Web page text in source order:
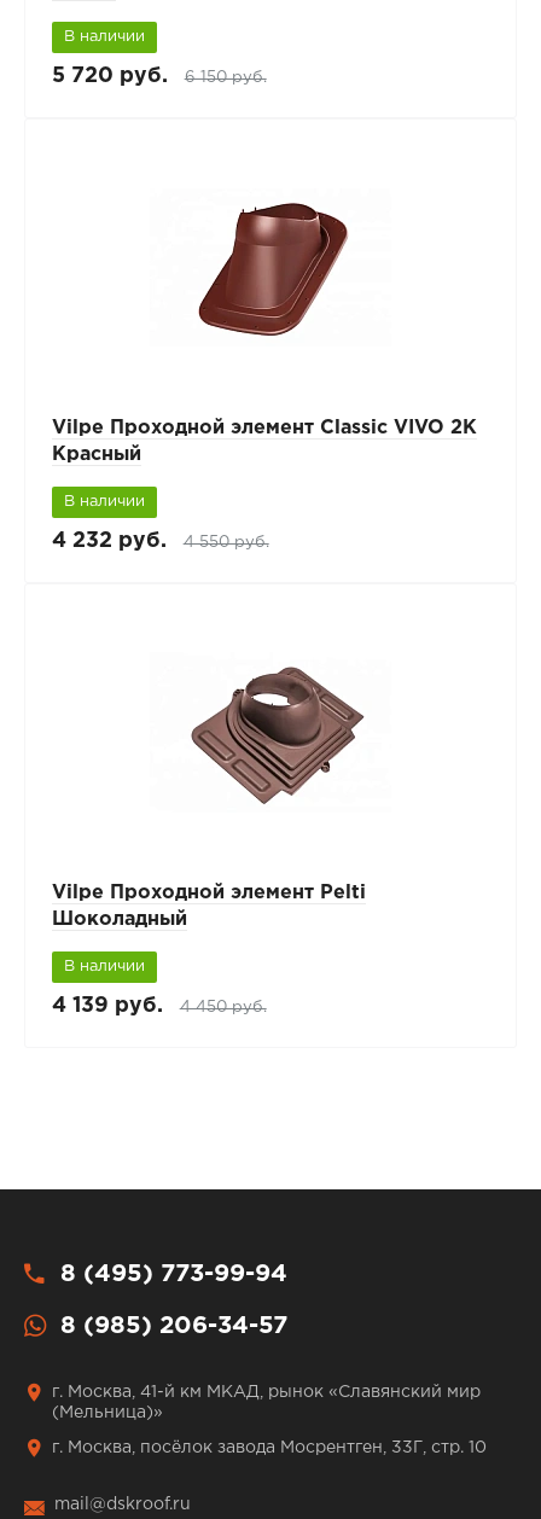
В наличии
5 720 руб. 6 150 руб.
Vilpe Проходной элемент Classic VIVO 2K
Красный
В наличии
4 232 руб. 4 550 руб.
Vilpe Проходной элемент Pelti
Шоколадный
В наличии
4 139 руб. 4 450 руб.
8 (495) 773-99-94
8 (985) 206-34-57
г. Москва, 41-й км МКАД, рынок «Славянский мир
(Мельница)»
г. Москва, посёлок завода Мосрентген, 33Г, стр. 10
mail@dskroof.ru